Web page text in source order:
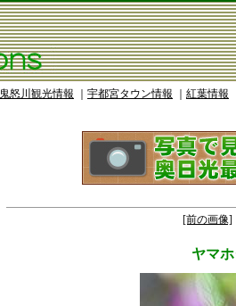
鬼怒川観光情報 宇都宮タウン情報 紅葉情報
[前の画像]
ヤマ